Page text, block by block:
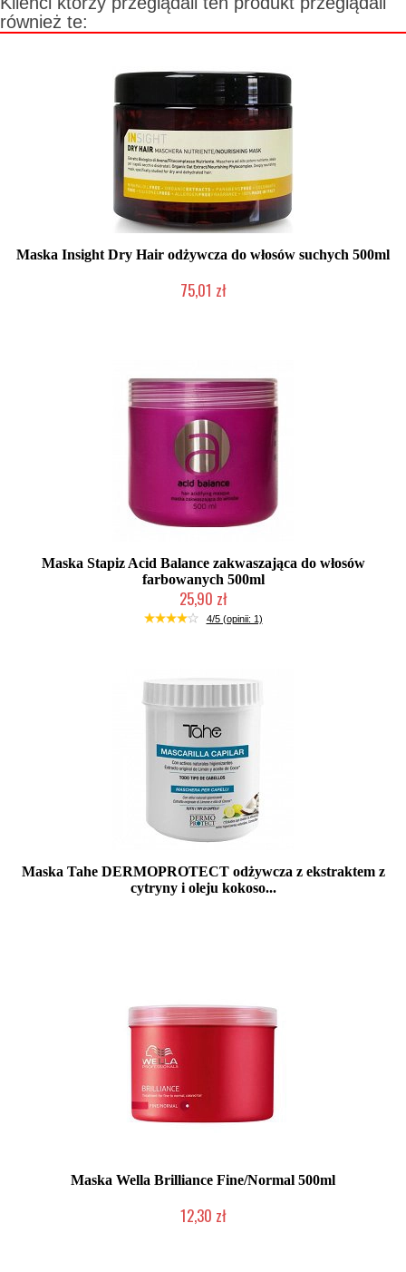
również te:
Maska Insight Dry Hair odżywcza do włosów suchych 500ml
75,01 zł
Maska Stapiz Acid Balance zakwaszająca do włosów
farbowanych 500ml
25,90 zł
Duża ilość (wysyłka w 24h)
4/5 (opinii: 1)
Maska Tahe DERMOPROTECT odżywcza z ekstraktem z
cytryny i oleju kokoso...
Maska Wella Brilliance Fine/Normal 500ml
12,30 zł